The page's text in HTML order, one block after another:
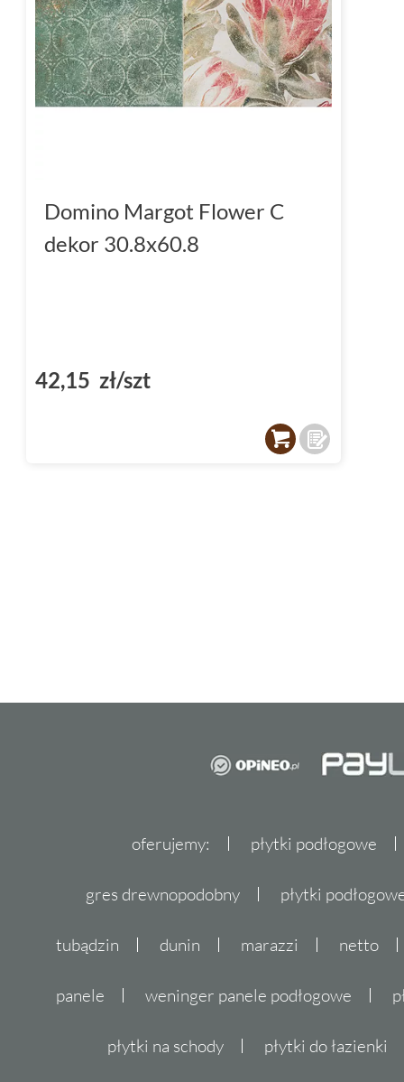
Domino Margot Flower C
dekor 30.8x60.8
42,15 zł/szt
oferujemy: płytki podłogowe
gres drewnopodobny płytki
tubądzin dunin marazzi netto
panele weninger panele podłogowe
płytki na schody płytki do łazienki